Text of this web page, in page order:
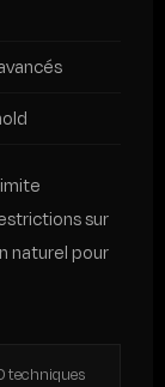
sur
naturel pour
techniques